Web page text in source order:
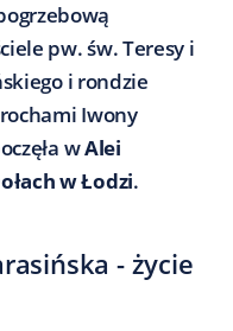
pw. św. Teresy i
i rondzie
Iwony
wAlei
w Łodzi.
- życie